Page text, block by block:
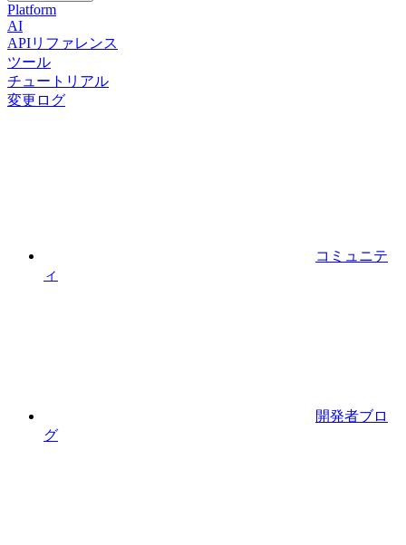
Platform
AI
APIリファレンス
ツール
チュートリアル
変更ログ
コミュニテ
ィ
開発者ブロ
グ